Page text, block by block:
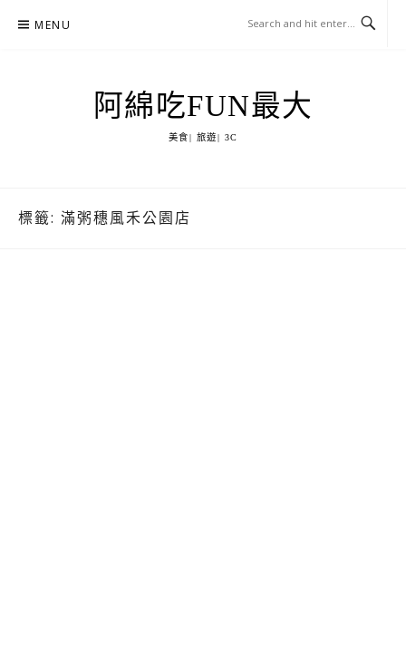
MENU
阿綿吃FUN最大
美食| 旅遊| 3C
標籤: 滿粥穗風禾公園店